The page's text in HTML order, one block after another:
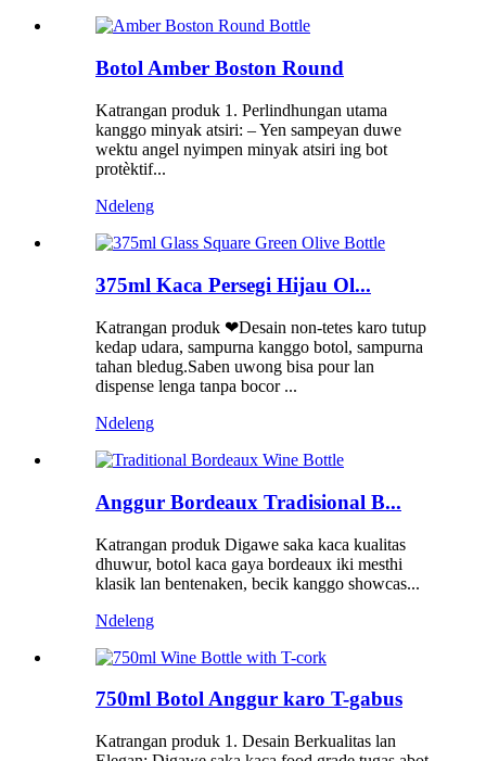
Botol Amber Boston Round
Katrangan produk 1. Perlindhungan utama
kanggo minyak atsiri: – Yen sampeyan duwe
wektu angel nyimpen minyak atsiri ing bot
protèktif...
Ndeleng
375ml Kaca Persegi Hijau Ol...
Katrangan produk ❤Desain non-tetes karo tutup
kedap udara, sampurna kanggo botol, sampurna
tahan bledug.Saben uwong bisa pour lan
dispense lenga tanpa bocor ...
Ndeleng
Anggur Bordeaux Tradisional B...
Katrangan produk Digawe saka kaca kualitas
dhuwur, botol kaca gaya bordeaux iki mesthi
klasik lan bentenaken, becik kanggo showcas...
Ndeleng
750ml Botol Anggur karo T-gabus
Katrangan produk 1. Desain Berkualitas lan